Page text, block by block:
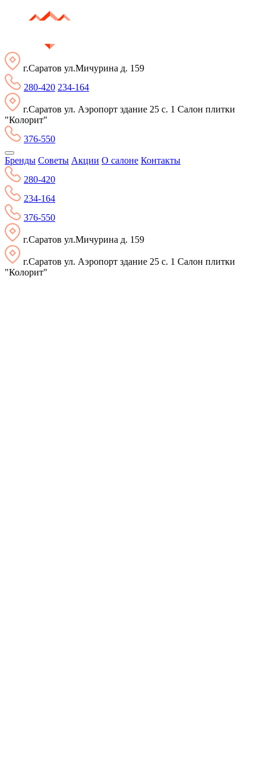
г.Саратов ул.Мичурина д. 159
280-420 234-164
г.Саратов ул. Аэропорт здание 25 с. 1 Салон плитки
"Колорит"
376-550
Бренды Советы Акции О салоне Контакты
280-420
234-164
376-550
г.Саратов ул.Мичурина д. 159
г.Саратов ул. Аэропорт здание 25 с. 1 Салон плитки
"Колорит"